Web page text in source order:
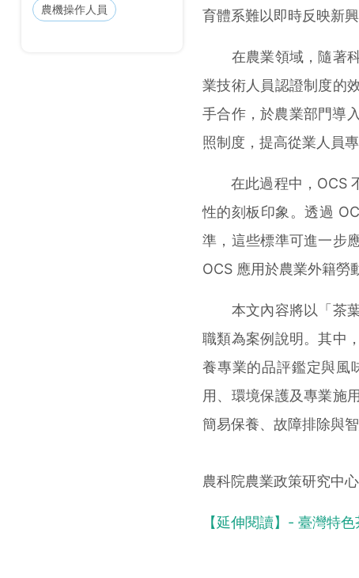
農機操作人員
育體系難以即時反映新
在農業領域，隨著科
業技術人員認證制度的
手合作，於農業部門導
照制度，提高從業人員
在此過程中，OCS 不
性的刻板印象。透過
準，這些標準可進一步
OCS 應用於農業外籍勞
本文內容將以「茶葉
職類為案例說明。其中
養專業的品評鑑定與風
用、環境保護及專業施
簡易保養、故障排除與
農科院農業政策研究中
【延伸閱讀】- 臺灣特